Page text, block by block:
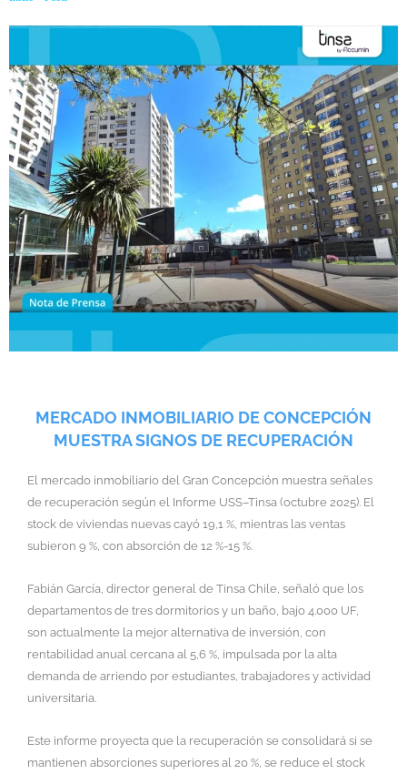
MERCADO INMOBILIARIO DE CONCEPCIÓN
MUESTRA SIGNOS DE RECUPERACIÓN
El mercado inmobiliario del Gran Concepción muestra señales
de recuperación según el Informe USS–Tinsa (octubre 2025). El
stock de viviendas nuevas cayó 19,1 %, mientras las ventas
subieron 9 %, con absorción de 12 %-15 %.
Fabián García, director general de Tinsa Chile, señaló que los
departamentos de tres dormitorios y un baño, bajo 4.000 UF,
son actualmente la mejor alternativa de inversión, con
rentabilidad anual cercana al 5,6 %, impulsada por la alta
demanda de arriendo por estudiantes, trabajadores y actividad
universitaria.
Este informe proyecta que la recuperación se consolidará si se
mantienen absorciones superiores al 20 %, se reduce el stock